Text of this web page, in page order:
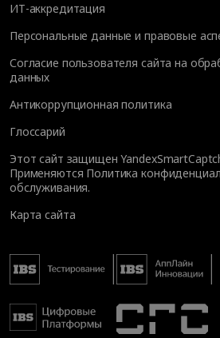
ИТ-аккредитация
Персональные данные и правовые
Согласие пользователя сайта на
данных
Антикоррупционная политика
Глоссарий
Этот сайт защищен
Применяются Политика
обслуживания.
Карта сайта